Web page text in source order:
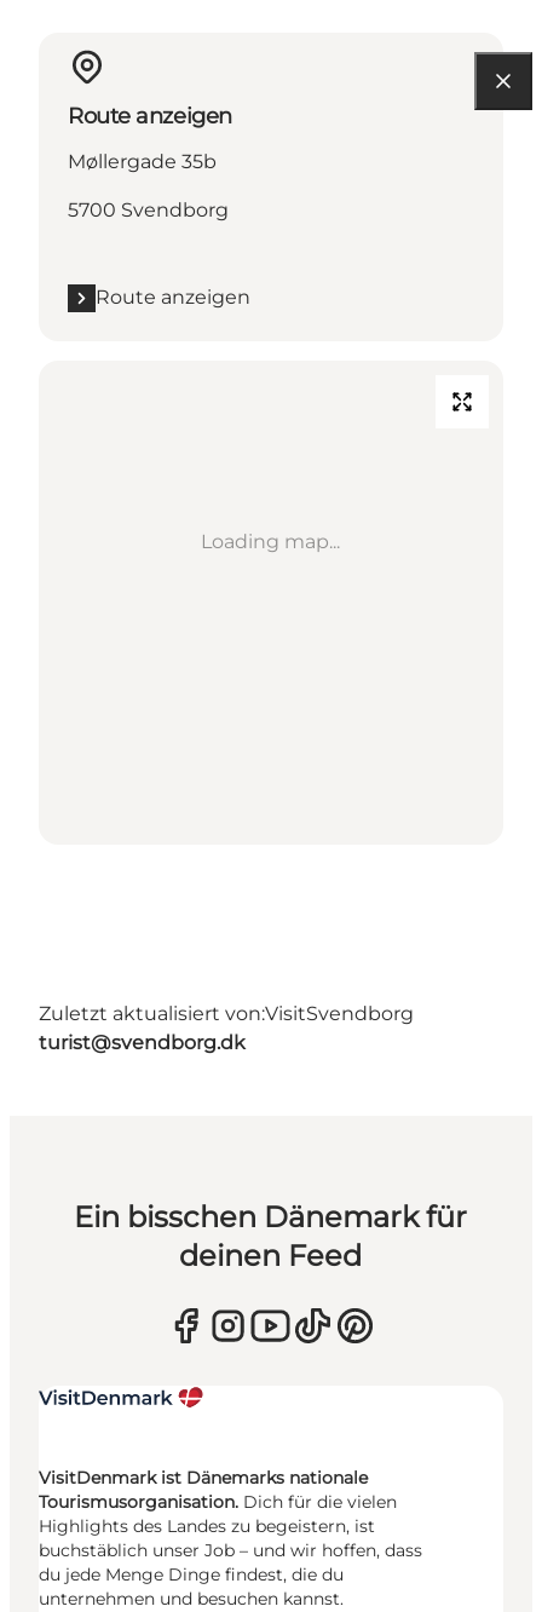
Route anzeigen
Møllergade 35b
5700 Svendborg
Route anzeigen
Loading map...
Zuletzt aktualisiert von:VisitSvendborg
turist@svendborg.dk
Ein bisschen Dänemark für
deinen Feed
VisitDenmark ist Dänemarks nationale
Tourismusorganisation. Dich für die vielen
Highlights des Landes zu begeistern, ist
buchstäblich unser Job – und wir hoffen, dass
du jede Menge Dinge findest, die du
unternehmen und besuchen kannst.